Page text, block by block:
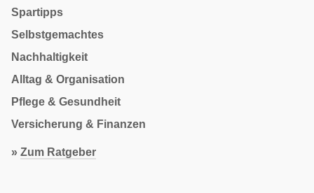
Spartipps
Selbstgemachtes
Nachhaltigkeit
Alltag & Organisation
Pflege & Gesundheit
Versicherung & Finanzen
» Zum Ratgeber